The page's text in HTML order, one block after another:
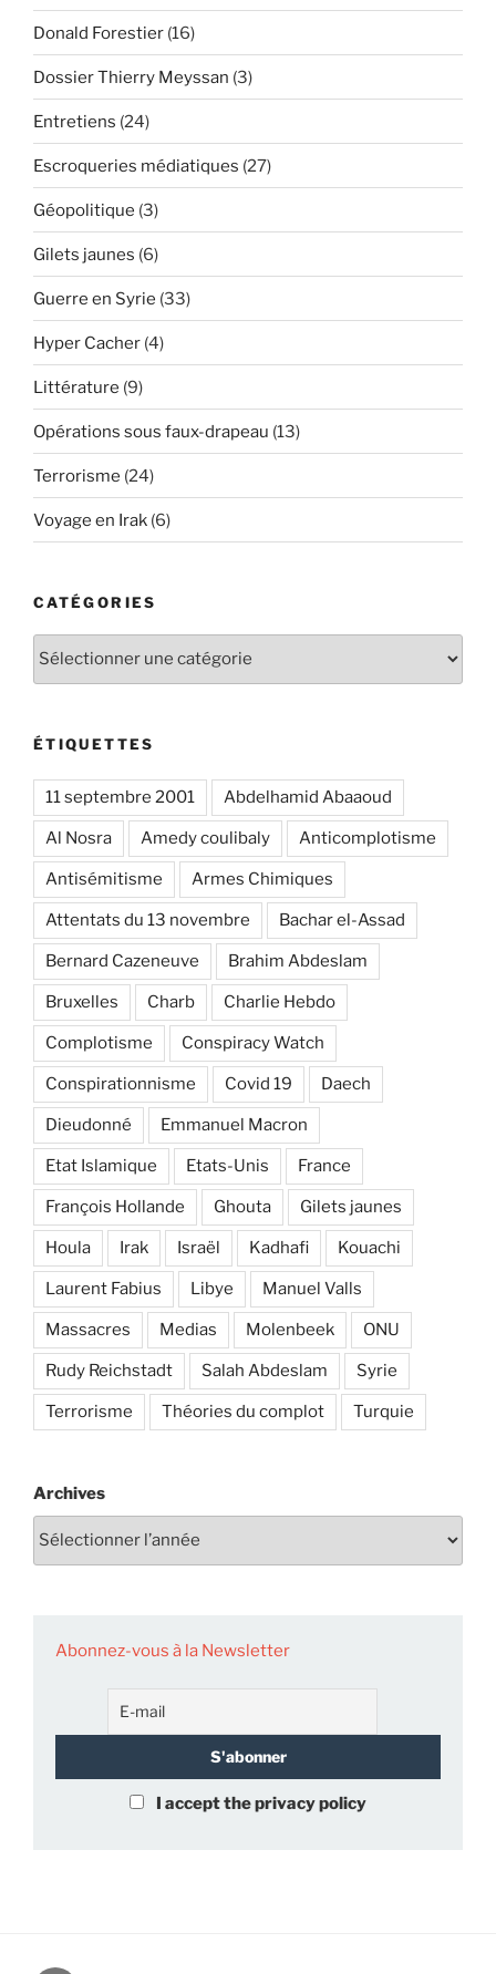
Donald Forestier (16)
Dossier Thierry Meyssan (3)
Entretiens (24)
Escroqueries médiatiques (27)
Géopolitique (3)
Gilets jaunes (6)
Guerre en Syrie (33)
Hyper Cacher (4)
Littérature (9)
Opérations sous faux-drapeau (13)
Terrorisme (24)
Voyage en Irak (6)
CATÉGORIES
Catégories
ÉTIQUETTES
11 septembre 2001 Abdelhamid Abaaoud
Al Nosra Amedy coulibaly Anticomplotisme
Antisémitisme Armes Chimiques
Attentats du 13 novembre Bachar el-Assad
Bernard Cazeneuve Brahim Abdeslam
Bruxelles Charb Charlie Hebdo
Complotisme Conspiracy Watch
Conspirationnisme Covid 19 Daech
Dieudonné Emmanuel Macron
Etat Islamique Etats-Unis France
François Hollande Ghouta Gilets jaunes
Houla Irak Israël Kadhafi Kouachi
Laurent Fabius Libye Manuel Valls
Massacres Medias Molenbeek ONU
Rudy Reichstadt Salah Abdeslam Syrie
Terrorisme Théories du complot Turquie
Archives
Abonnez-vous à la Newsletter
I accept the privacy policy